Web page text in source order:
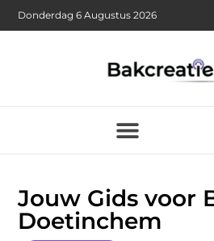
Donderdag 6 Augustus 2026
Jouw Gids voor
Doetinchem